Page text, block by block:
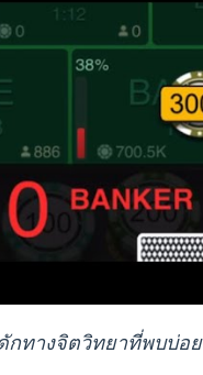
กทางจิตวิทยาที่พบบ่อย